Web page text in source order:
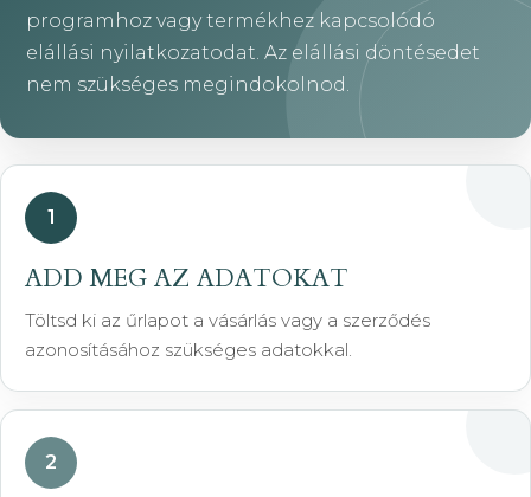
programhoz vagy termékhez kapcsolódó
elállási nyilatkozatodat. Az elállási döntésedet
nem szükséges megindokolnod.
1
ADD MEG AZ ADATOKAT
Töltsd ki az űrlapot a vásárlás vagy a szerződés
azonosításához szükséges adatokkal.
2